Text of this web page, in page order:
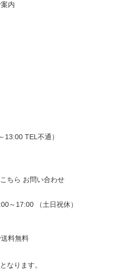
内
TEL不通）
お問い合わせ
～17:00 （土日祝休）
料無料
なります。